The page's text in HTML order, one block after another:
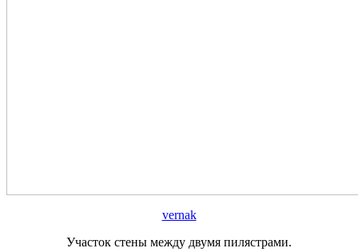
vernak
Участок стены между двумя пилястрами.